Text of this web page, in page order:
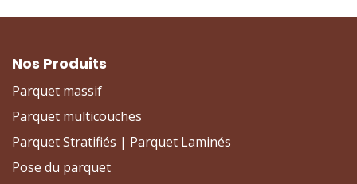
Nos Produits
Parquet massif
Parquet multicouches
Parquet Stratifiés | Parquet Laminés
Pose du parquet